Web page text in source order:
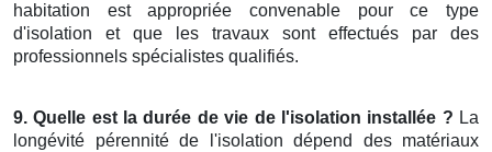
habitation est appropriée convenable pour ce type
d'isolation et que les travaux sont effectués par des
professionnels spécialistes qualifiés.
9. Quelle est la durée de vie de l'isolation installée ? La
longévité pérennité de l'isolation dépend des matériaux